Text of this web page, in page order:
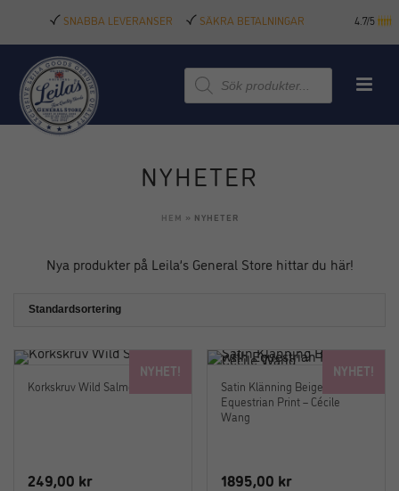
SNABBA LEVERANSER SÄKRA BETALNINGAR 4.7/5
Produktsökning
NYHETER
HEM » NYHETER
Nya produkter på Leila’s General Store hittar du här!
NYHET!
Korkskruv Wild Salmon
249,00 kr
NYHET!
Satin Klänning Beige – with
Equestrian Print – Cécile
Wang
1895,00 kr